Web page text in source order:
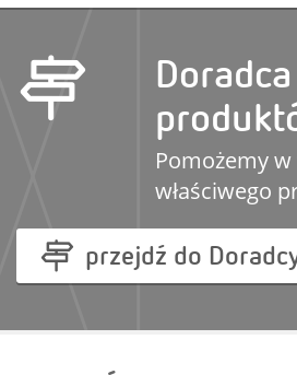
Pomożemy
właściwego
przejdź do